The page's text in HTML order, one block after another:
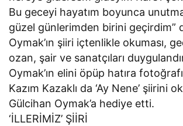
Bu geceyi hayatım boyunca
güzel günlerimden birini geçirdim”
Oymak’ın şiiri içtenlikle okuması,
ozan, şair ve sanatçıları
Oymak’ın elini öpüp hatıra
Kazım Kazaklı da ‘Ay Nene’ şiirini
Gülcihan Oymak’a hediye etti.
‘İLLERİMİZ’ ŞİİRİ